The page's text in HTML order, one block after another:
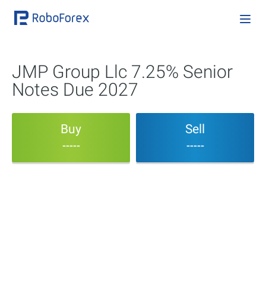
JMP Group Llc 7.25% Senior
Notes Due 2027
Buy
-----
Sell
-----